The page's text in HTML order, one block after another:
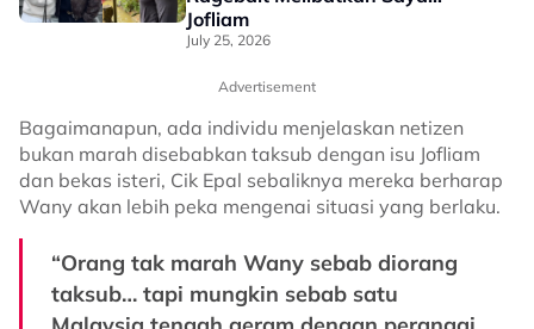
Jofliam
July 25, 2026
Advertisement
Bagaimanapun, ada individu menjelaskan netizen
bukan marah disebabkan taksub dengan isu Jofliam
dan bekas isteri, Cik Epal sebaliknya mereka berharap
Wany akan lebih peka mengenai situasi yang berlaku.
“Orang tak marah Wany sebab diorang
taksub… tapi mungkin sebab satu